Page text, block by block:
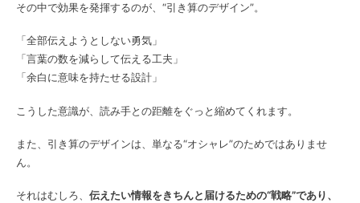
その中で効果を発揮するのが、“引き算のデザイン”。
「全部伝えようとしない勇気」
「言葉の数を減らして伝える工夫」
「余白に意味を持たせる設計」
こうした意識が、読み手との距離をぐっと縮めてくれます。
また、引き算のデザインは、単なる“オシャレ”のためではありませ
ん。
それはむしろ、 伝えたい情報をきちんと届けるための“戦略”であり、